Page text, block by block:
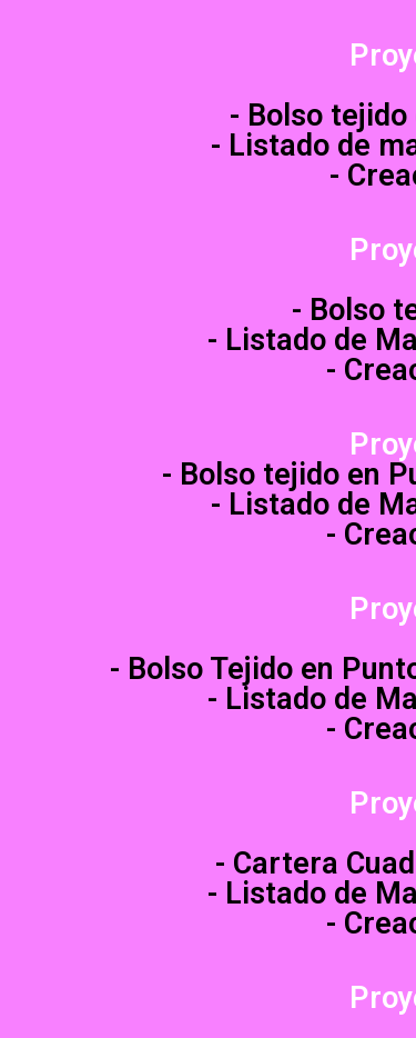
- Bolso
- Listado de
-
- Bolso
- Listado de
-
- Bolso tejido en
- Listado de
-
- Bolso Tejido en
- Listado de
-
- Cartera
- Listado de
-